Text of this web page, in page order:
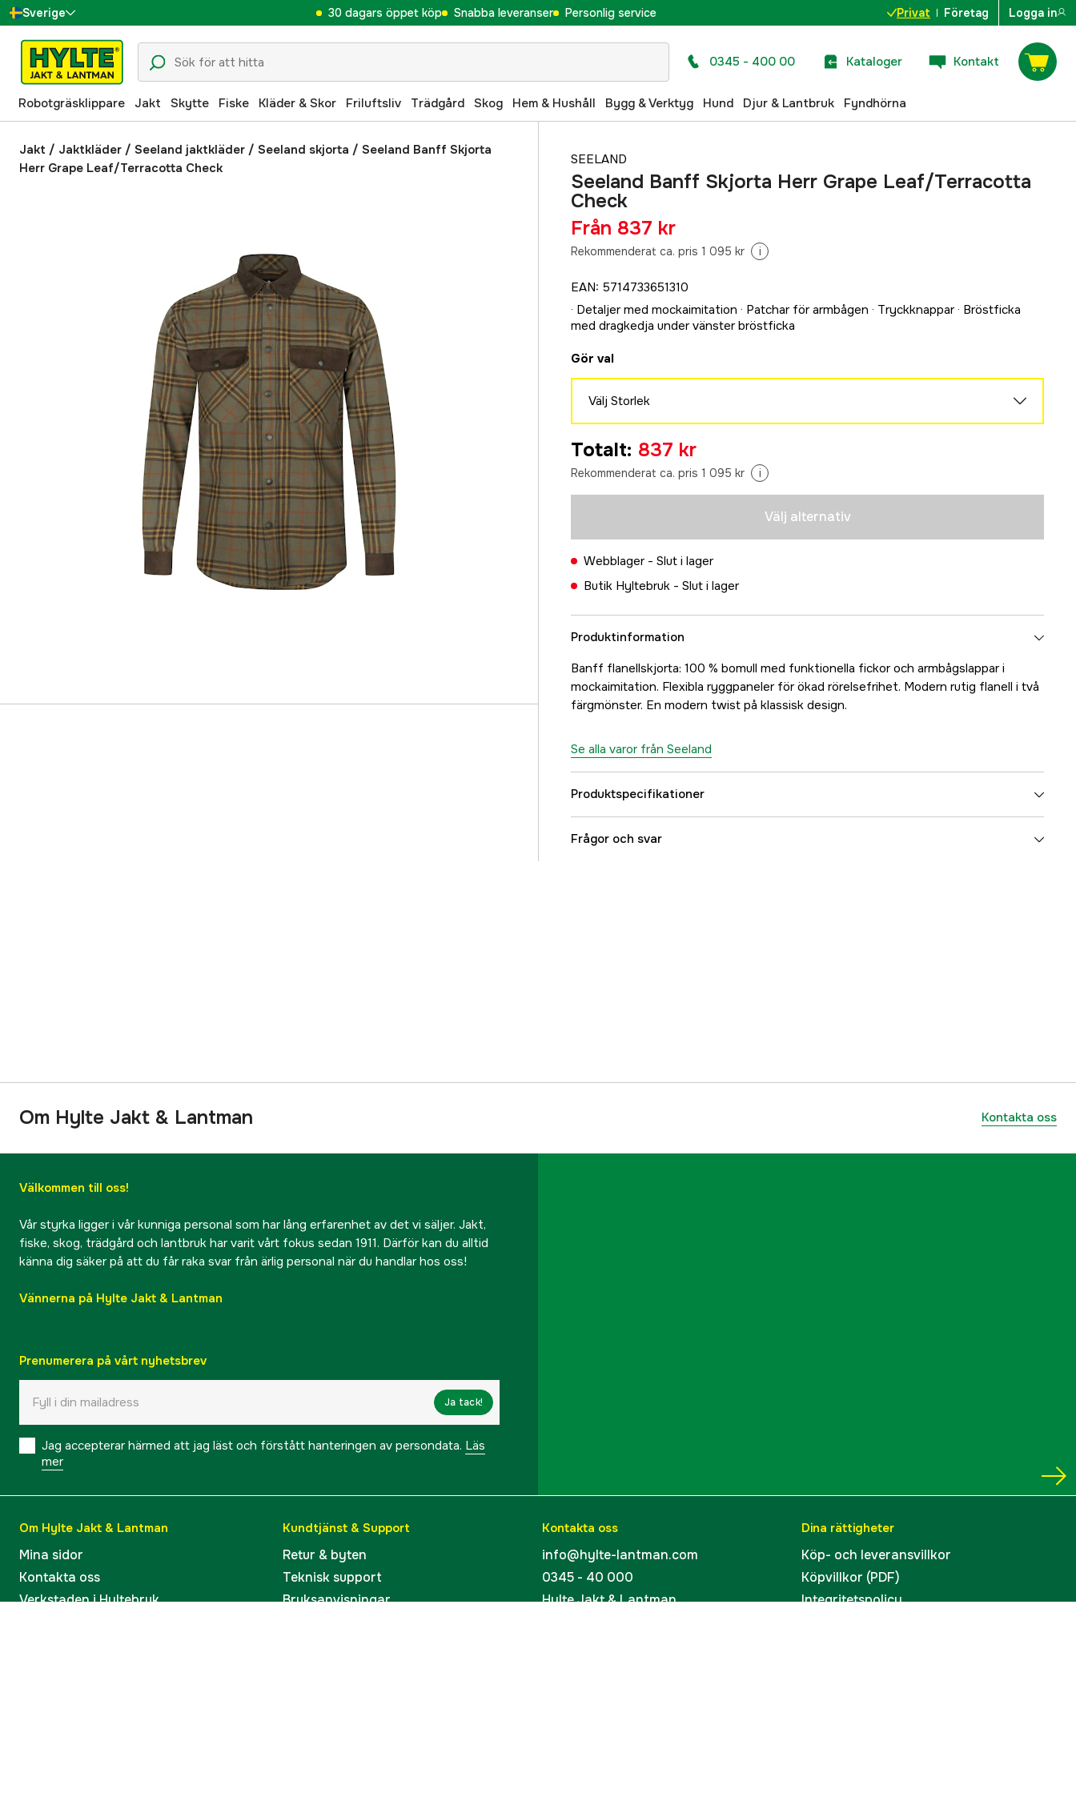
Sverige
Danmark
Suomi
Norge
Deutschland
30 dagars öppet köp Snabba leveranser Personlig service Privat Företag Logga in
0345 - 400 00 Kataloger Kontakt
Robotgräsklippare Jakt Skytte Fiske Kläder & Skor Friluftsliv Trädgård Skog Hem & Hushåll Bygg & Verktyg Hund Djur & Lantbruk Fyndhörna
Jakt / Jaktkläder / Seeland jaktkläder / Seeland skjorta / Seeland Banff Skjorta
Herr Grape Leaf/Terracotta Check
SEELAND
Seeland Banff Skjorta Herr Grape Leaf/Terracotta
Check
Från 837 kr
Rekommenderat ca. pris 1 095 kr i
EAN: 5714733651310
· Detaljer med mockaimitation · Patchar för armbågen · Tryckknappar · Bröstficka
med dragkedja under vänster bröstficka
Gör val
Välj Storlek
837 kr
M
837 kr
837 kr
XL
837 kr
XXL
837 kr
3XL
837 kr
Tillfälligt slut
Totalt: 837 kr
Rekommenderat ca. pris 1 095 kr i
Välj alternativ
Webblager - Slut i lager
Butik Hyltebruk - Slut i lager
Produktinformation
Banff flanellskjorta: 100 % bomull med funktionella fickor och armbågslappar i
mockaimitation. Flexibla ryggpaneler för ökad rörelsefrihet. Modern rutig flanell i två
färgmönster. En modern twist på klassisk design.
Se alla varor från Seeland
Produktspecifikationer
Färgton
Frågor och svar
Om Hylte Jakt & Lantman Kontakta oss
Välkommen till oss!
Vår styrka ligger i vår kunniga personal som har lång erfarenhet av det vi säljer. Jakt,
fiske, skog, trädgård och lantbruk har varit vårt fokus sedan 1911. Därför kan du alltid
känna dig säker på att du får raka svar från ärlig personal när du handlar hos oss!
Vännerna på Hylte Jakt & Lantman
Prenumerera på vårt nyhetsbrev
Ja tack!
Jag accepterar härmed att jag läst och förstått hanteringen av persondata. Läs
mer
Om Hylte Jakt & Lantman
Mina sidor
Kontakta oss
Verkstaden i Hyltebruk
Kundtjänst & Support
Retur & byten
Teknisk support
Bruksanvisningar
Kontakta oss
info@hylte-lantman.com
0345 - 40 000
Hylte Jakt & Lantman
Dina rättigheter
Köp- och leveransvillkor
Köpvillkor (PDF)
Integritetspolicy